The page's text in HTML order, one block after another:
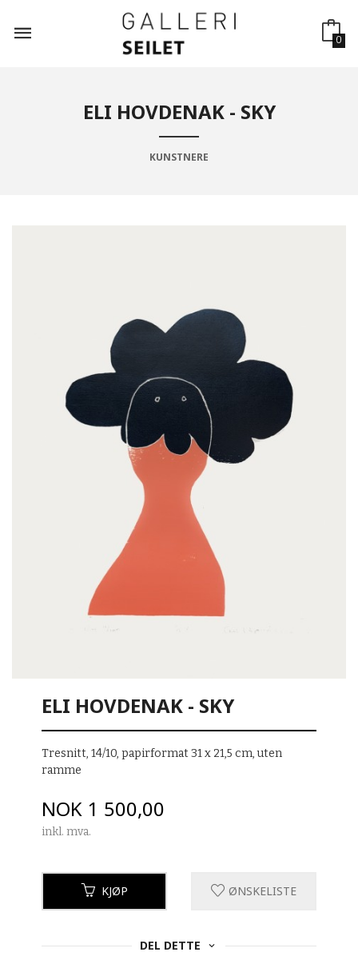
innholdet
0
ELI HOVDENAK - SKY
KUNSTNERE
ELI HOVDENAK - SKY
Tresnitt, 14/10, papirformat 31 x 21,5 cm, uten
ramme
Pris
NOK 1 500,00
inkl. mva.
KJØP ØNSKELISTE
DEL DETTE